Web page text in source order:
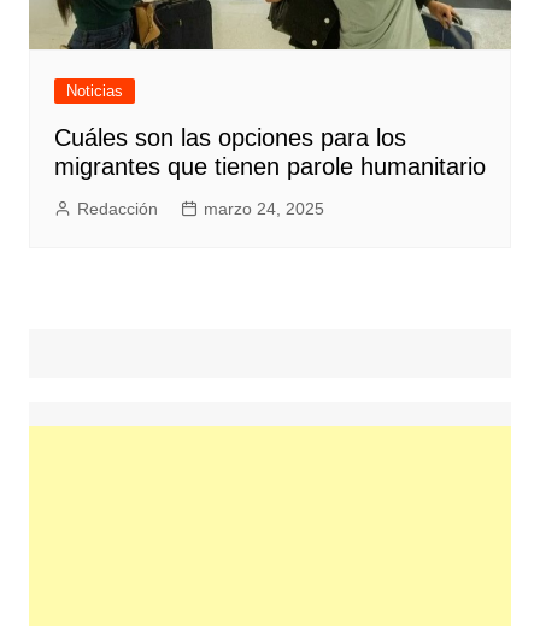
Noticias
Cuáles son las opciones para los
migrantes que tienen parole humanitario
Redacción marzo 24, 2025